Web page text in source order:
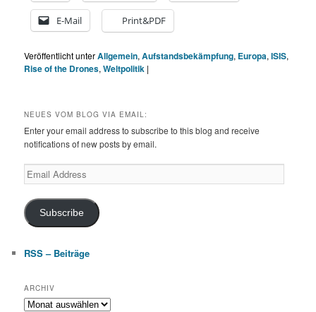
E-Mail Print&PDF
Veröffentlicht unterAllgemein,Aufstandsbekämpfung, Europa,ISIS,
Rise of the Drones,Weltpolitik |
NEUES VOM BLOG VIA EMAIL:
Enter your email address to subscribe to this blog and receive
notifications of new posts by email.
Email
Address
Subscribe
RSS – Beiträge
ARCHIV
Archiv